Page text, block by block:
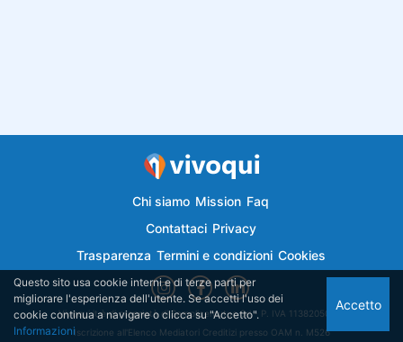
Chi siamo Mission Faq
Contattaci Privacy
Trasparenza Termini e condizioni Cookies
Vivoqui.it è di proprietà di Semplicemutuo Srl - P. IVA 11382050018
Iscrizione all'Elenco Mediatori Creditizi presso OAM n. M526
Questo sito usa cookie interni e di terze parti per
migliorare l'esperienza dell'utente. Se accetti l'uso dei
cookie continua a navigare o clicca su "Accetto".
Informazioni
Accetto